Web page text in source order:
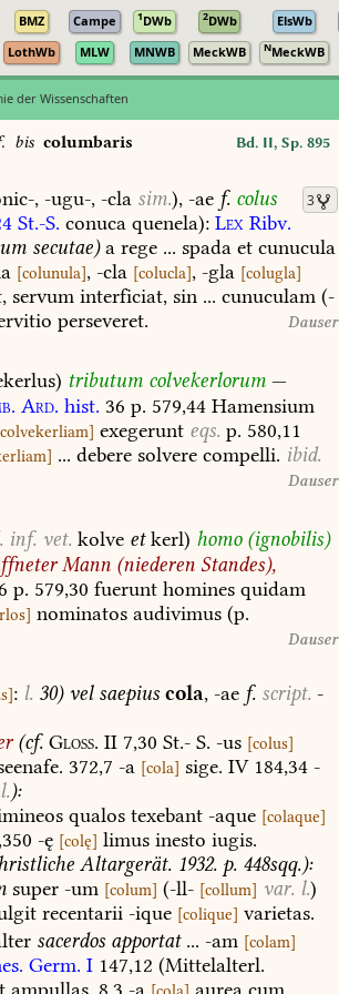
BMZ Campe 1DWb 2DWb ElsWb
LothWb MLW MNWB MeckWB NMeckWB
der Wissenschaften
bis columbaris Bd. II, Sp. 895
3
,-ugu-,-cla sim.), -ae f. colus
St.-S. conuca quenela): Lex Ribv.
secutae)a rege ... spada et cunucula
[colunula], -cla [colucla], -gla [colugla]
servum interficiat, sin ... cunuculam (-
perseveret. Dauser
tributum colvekerlorum—
Ard. hist. 36 p. 579,44 Hamensium
colvekerliam] exegerunt eqs. p. 580,11
] ... debere solvere compelli. ibid.
Dauser
inf. vet. kolve etkerl) homo(ignobilis)
Mann (niederen Standes),
p. 579,30 fuerunt homines quidam
] nominatos audivimus (p.
Dauser
]: l. 30)velsaepius cola, -ae f. script. -
(cf. Gloss. II 7,30 St.- S. -us [colus]
372,7 -a [cola] sige. IV 184,34 -
):
qualos texebant -aque [colaque]
-ę [colę] limus inesto iugis.
Altargerät. 1932. p. 448sqq.):
super -um [colum] (-ll- [collum] var. l.)
recentarii -ique [colique] varietas.
sacerdos apportat... -am [colam]
Germ. I 147,12 (Mittelalterl.